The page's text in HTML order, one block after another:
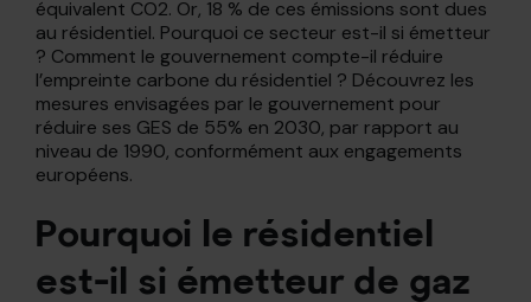
équivalent CO2. Or, 18 % de ces émissions sont dues
au résidentiel. Pourquoi ce secteur est-il si émetteur
? Comment le gouvernement compte-il réduire
l’empreinte carbone du résidentiel ? Découvrez les
mesures envisagées par le gouvernement pour
réduire ses GES de 55% en 2030, par rapport au
niveau de 1990, conformément aux engagements
européens.
Pourquoi le résidentiel
est-il si émetteur de gaz